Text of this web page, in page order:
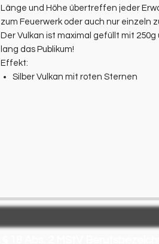
Länge und Höhe übertreffen jeder
zum Feuerwerk oder auch nur einzeln
Der Vulkan ist maximal gefüllt mit
lang das Publikum!
Effekt:
Silber Vulkan mit roten Sternen